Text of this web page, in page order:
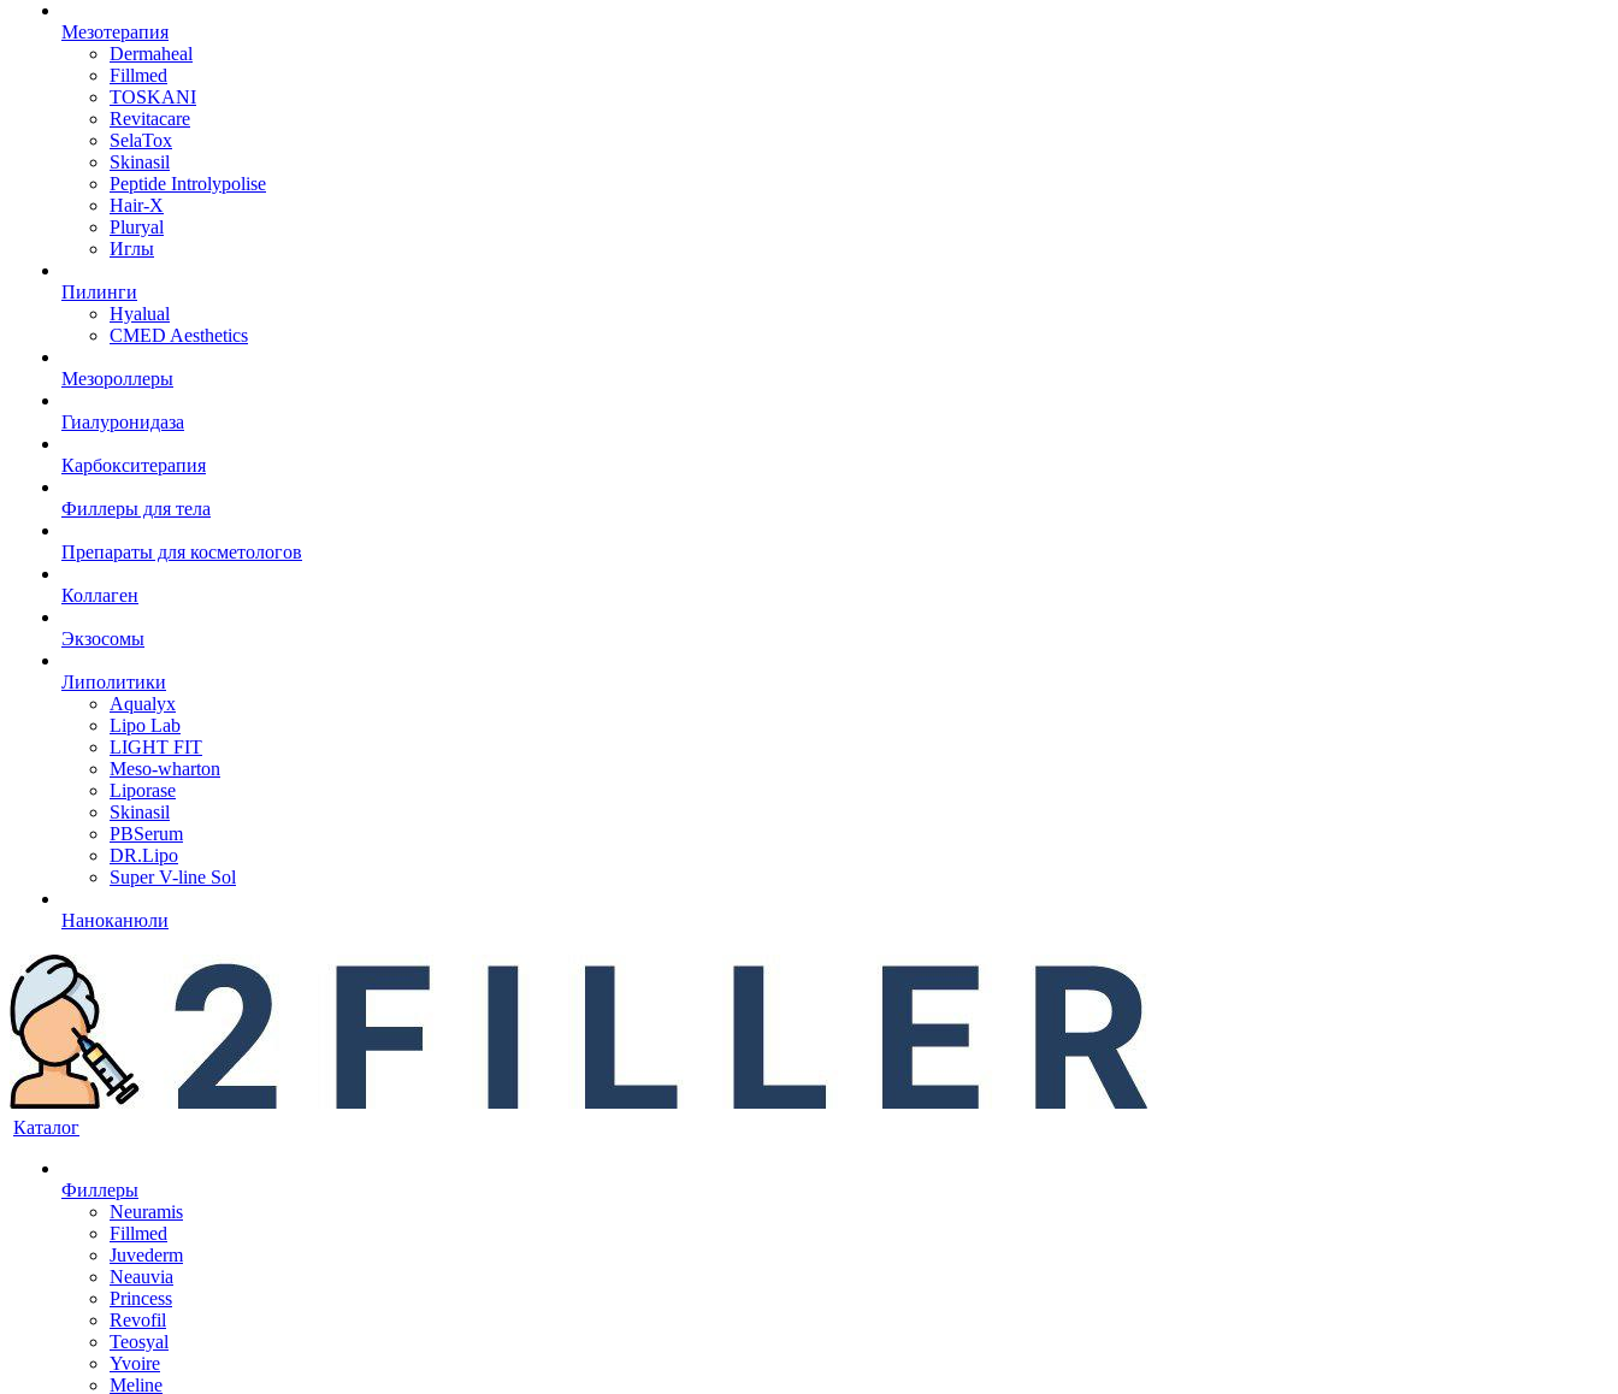
Мезотерапия
Dermaheal
Fillmed
TOSKANI
Revitacare
SelaTox
Skinasil
Peptide Introlypolise
Hair-X
Pluryal
Иглы
Пилинги
Hyalual
CMED Aesthetics
Мезороллеры
Гиалуронидаза
Карбокситерапия
Филлеры для тела
Препараты для косметологов
Коллаген
Экзосомы
Липолитики
Aqualyx
Lipo Lab
LIGHT FIT
Meso-wharton
Liporase
Skinasil
PBSerum
DR.Lipo
Super V-line Sol
Наноканюли
Каталог
Филлеры
Neuramis
Fillmed
Juvederm
Neauvia
Princess
Revofil
Teosyal
Yvoire
Meline